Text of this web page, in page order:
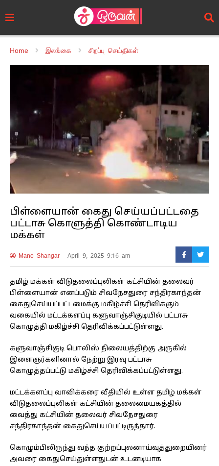
Home இலங்கை சிறப்பு செய்திகள்
பிள்ளையான் கைது செய்யப்பட்டதை
பட்டாசு கொளுத்தி கொண்டாடிய
மக்கள்
Mano Shangar April 9, 2025 9:16 am
தமிழ் மக்கள் விடுதலைப்புலிகள் கட்சியின் தலைவர்
பிள்ளையான் எனப்படும் சிவநேசதுரை சந்திரகாந்தன்
கைதுசெய்யப்பட்டமைக்கு மகிழ்ச்சி தெரிவிக்கும்
வகையில் மட்டக்களப்பு களுவாஞ்சிகுடியில் பட்டாசு
கொழுத்தி மகிழ்ச்சி தெரிவிக்கப்பட்டுள்ளது.
களுவாஞ்சிகுடி பொலிஸ் நிலையத்திற்கு அருகில்
இளைஞர்களினால் நேற்று இரவு பட்டாசு
கொழுத்தப்பட்டு மகிழ்ச்சி தெரிவிக்கப்பட்டுள்ளது.
மட்டக்களப்பு வாவிக்கரை வீதியில் உள்ள தமிழ் மக்கள்
விடுதலைப்புலிகள் கட்சியின் தலைமையகத்தில்
வைத்து கட்சியின் தலைவர் சிவநேசதுரை
சந்திரகாந்தன் கைதுசெய்யப்பட்டிருந்தார்.
கொழும்பிலிருந்து வந்த குற்றப்புலனாய்வுத்துறையினர்
அவரை கைதுசெய்துள்ளதுடன் உடனடியாக